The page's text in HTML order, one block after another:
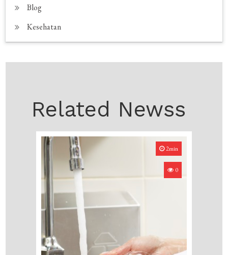
Blog
Kesehatan
Related Newss
2min
0